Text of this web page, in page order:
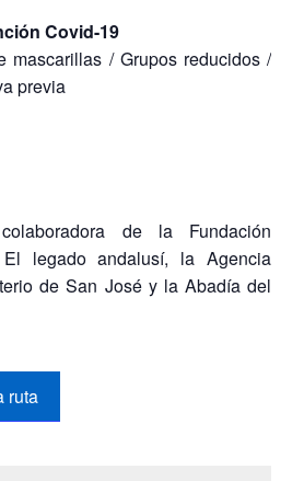
Covid-19
mascarillas / Grupos reducidos /
previa
de la Fundación
legado andalusí, la Agencia
de San José y la Abadía del
ruta